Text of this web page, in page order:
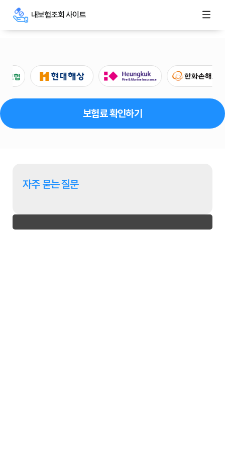
내보험조회 사이트
보험료 확인하기
자주 묻는 질문